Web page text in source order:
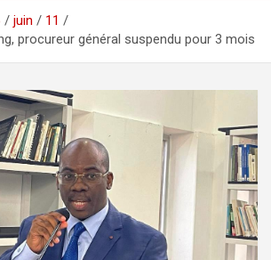
juin
11
procureur général suspendu pour 3 mois